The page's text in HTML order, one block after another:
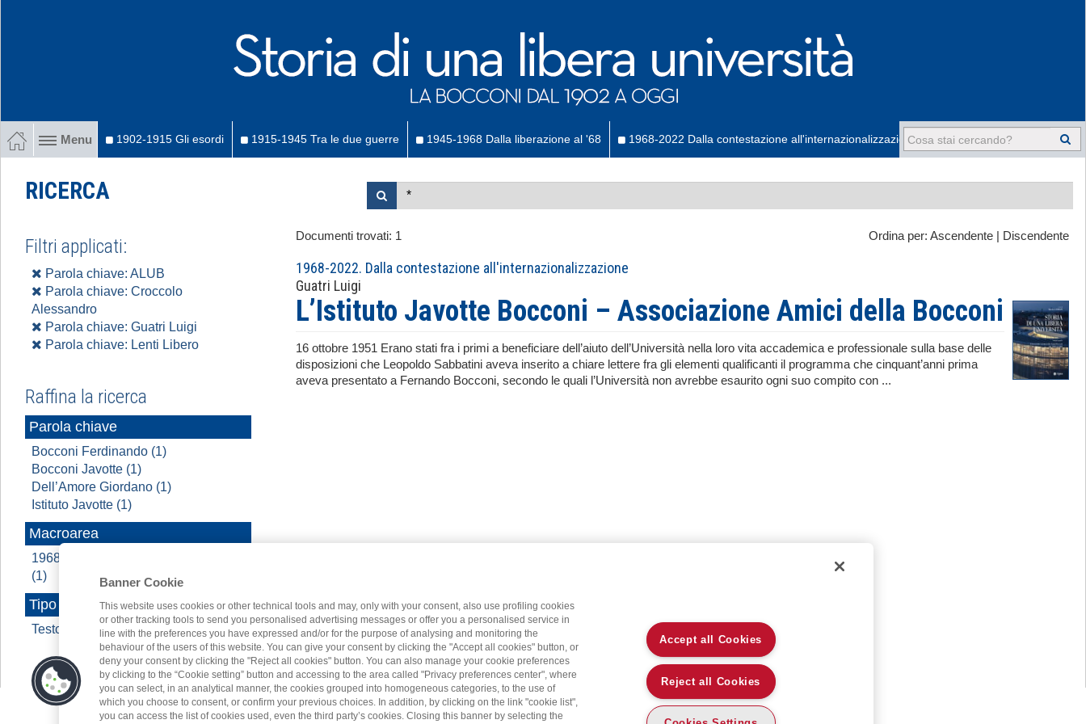
Menu 1902-1915 Gli esordi 1915-1945 Tra le due guerre 1945-1968 Dalla liberazione al '68 1968-2022 Dalla contestazione all'internazionalizzazione -
RICERCA
Ordina per: Ascendente Discendente
Documenti trovati: 1
1968-2022. Dalla contestazione all'internazionalizzazione
Guatri Luigi
L’Istituto Javotte Bocconi – Associazione Amici della Bocconi
16 ottobre 1951 Erano stati fra i primi a beneficiare dell’aiuto dell’Università nella loro vita accademica e professionale sulla base delle
disposizioni che Leopoldo Sabbatini aveva inserito a chiare lettere fra gli elementi qualificanti il programma che cinquant’anni prima
aveva presentato a Fernando Bocconi, secondo le quali l’Università non avrebbe esaurito ogni suo compito con ...
Filtri applicati:
Parola chiave: ALUB
Parola chiave: Croccolo
Alessandro
Parola chiave: Guatri Luigi
Parola chiave: Lenti Libero
Raffina la ricerca
Parola chiave
Bocconi Ferdinando (1)
Bocconi Javotte (1)
Dell’Amore Giordano (1)
Istituto Javotte (1)
Macroarea
1968 - 2022 A cavallo di due secoli
(1)
Tipo contenuto
Testo (1)
Banner Cookie
This website uses cookies or other technical tools and may, only with your consent, also use profiling cookies
or other tracking tools to send you personalised advertising messages or offer you a personalised service in
line with the preferences you have expressed and/or for the purpose of analysing and monitoring the
behaviour of the users of this website. You can give your consent by clicking the "Accept all cookies" button, or
deny your consent by clicking the "Reject all cookies" button. You can also manage your cookie preferences
by clicking to the “Cookie setting” button and accessing to the area called "Privacy preferences center", where
you can select, in an analytical manner, the cookies grouped into homogeneous categories, to the use of
which you choose to consent, or confirm your previous choices. In addition, by clicking on the link "cookie list",
you can access the list of cookies used, even the third party’s cookies. Closing this banner by selecting the
Accept all Cookies
Reject all Cookies